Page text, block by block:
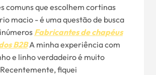
comuns que escolhem cortinas
macio - é uma questão de busca
Fabricantes de chapéus
B2BA minha experiência com
e linho verdadeiro é muito
fiquei